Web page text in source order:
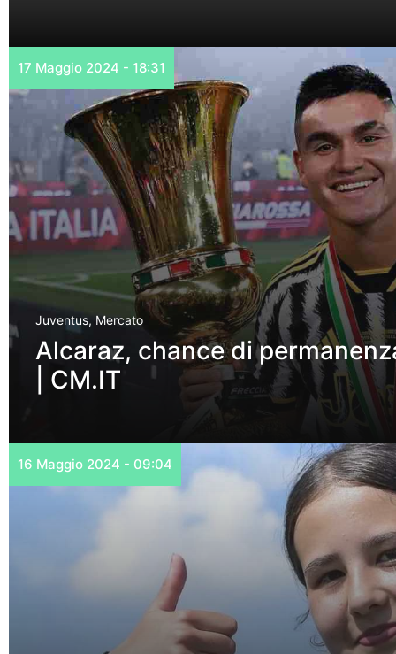
17 Maggio 2024 - 18:31
Juventus,Mercato
Alcaraz, chance di
| CM.IT
16 Maggio 2024 - 09:04